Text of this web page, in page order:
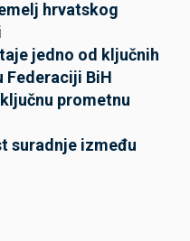
hrvatskog
jedno od ključnih
Federaciji BiH
prometnu
suradnje između